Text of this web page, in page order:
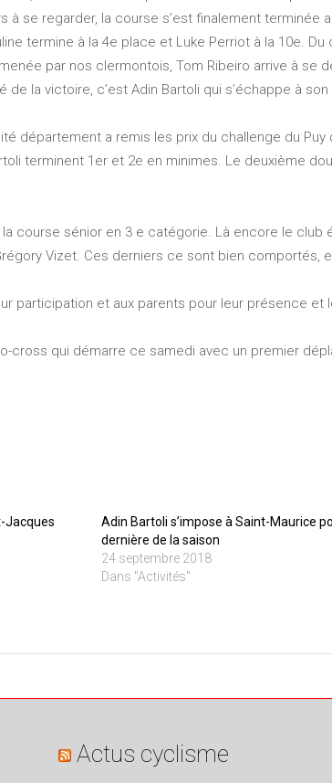
à se regarder, la course s’est finalement terminée
termine à la 4e place et Luke Perriot à la 10e.
par nos clermontois, Tom Ribeiro arrive à
la victoire, c’est Adin Bartoli qui s’échappe à
département a remis les prix du challenge du
terminent 1er et 2e en minimes. Le deuxième
course sénior en 3 e catégorie. Là encore le club
Vizet. Ces derniers ce sont bien comportés,
participation et aux parents pour leur présence
cross qui démarre ce samedi avec un premier
Jacques
Adin Bartoli s’impose à Saint-Maurice
dernière de la saison
24 septembre 2018
Dans "Activités"
Actus cyclisme